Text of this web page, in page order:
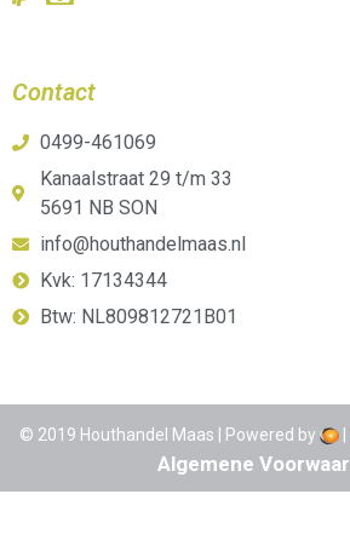
Contact
0499-461069
Kanaalstraat 29 t/m 33
5691 NB SON
info@houthandelmaas.nl
Kvk: 17134344
Btw: NL809812721B01
© 2019 Houthandel Maas | Powered by |
Algemene